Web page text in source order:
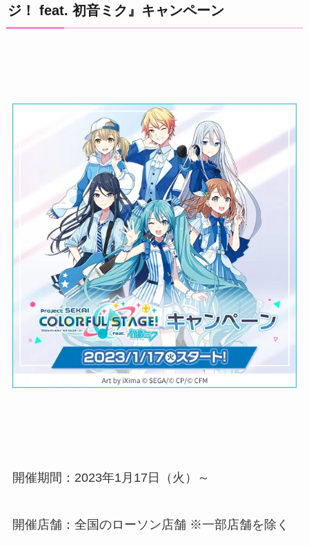
ジ！ feat. 初音ミク』キャンペーン
開催期間：2023年1月17日（火）～
開催店舗：全国のローソン店舗 ※一部店舗を除く